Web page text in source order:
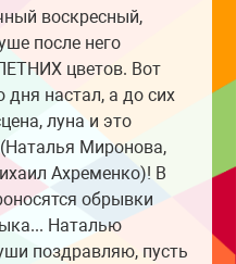
воскресный,
после него
цветов. Вот
дня настал, а до сих
луна и это
Миронова,
Ахременко)! В
обрывки
Наталью
поздравляю, пусть